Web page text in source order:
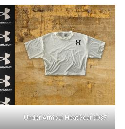
Under Armour HeatGear 0037